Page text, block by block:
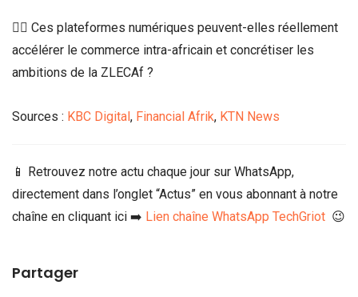
👉🏾 Ces plateformes numériques peuvent-elles réellement
accélérer le commerce intra-africain et concrétiser les
ambitions de la ZLECAf ?
Sources : KBC Digital, Financial Afrik, KTN News
📱 Retrouvez notre actu chaque jour sur WhatsApp,
directement dans l’onglet “Actus” en vous abonnant à notre
chaîne en cliquant ici ➡️ Lien chaîne WhatsApp TechGriot 😉
Partager